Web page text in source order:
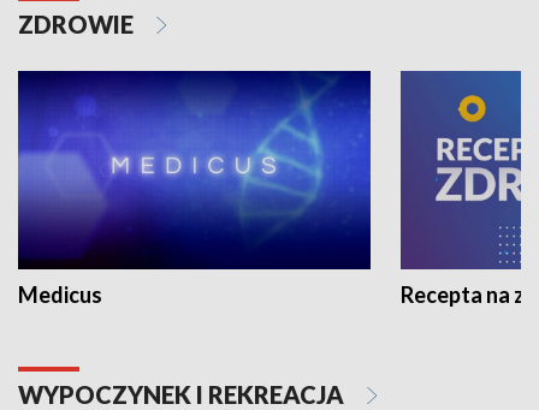
ZDROWIE
Medicus Recepta na
WYPOCZYNEK I REKREACJA